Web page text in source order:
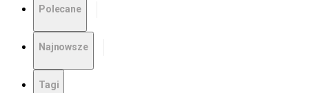
Polecane
Najnowsze
Tagi